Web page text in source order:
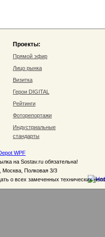
Проекты:
Прямой эфир
Лицо рынка
Визитка
Герои DIGITAL
Рейтинги
Фоторепортажи
Индустриальные
стандарты
WPF
на Sostav.ru обязательна!
Москва, Полковая 3/3
о всех замеченных технических